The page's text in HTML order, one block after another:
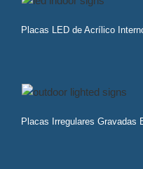
Placas LED de Acrílico
Placas Irregulares Gravadas